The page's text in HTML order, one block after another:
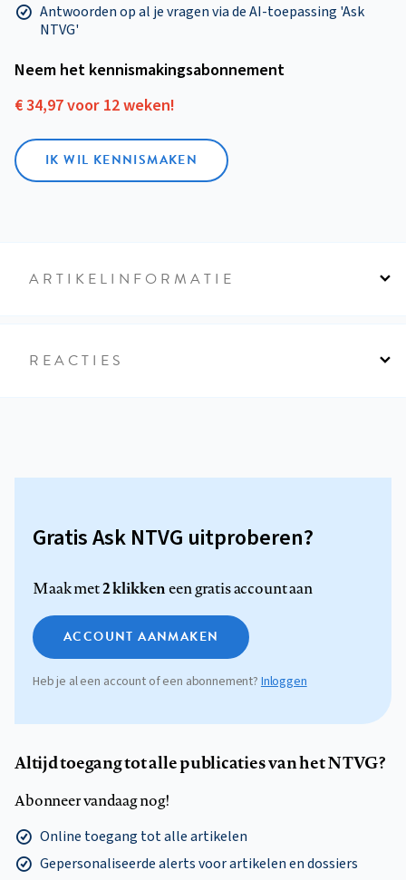
Antwoorden op al je vragen via de AI-toepassing 'Ask
NTVG'
Neem het kennismakings­abonnement
€ 34,97 voor 12 weken!
IK WIL KENNISMAKEN
ARTIKELINFORMATIE
REACTIES
Gratis Ask NTVG uitproberen?
Maak met2 klikkeneen gratis account aan
ACCOUNT AANMAKEN
Heb je al een account of een abonnement?Inloggen
Altijd toegang tot alle publicaties van het NTVG?
Abonneer vandaag nog!
Online toegang tot alle artikelen
Gepersonaliseerde alerts voor artikelen en dossiers